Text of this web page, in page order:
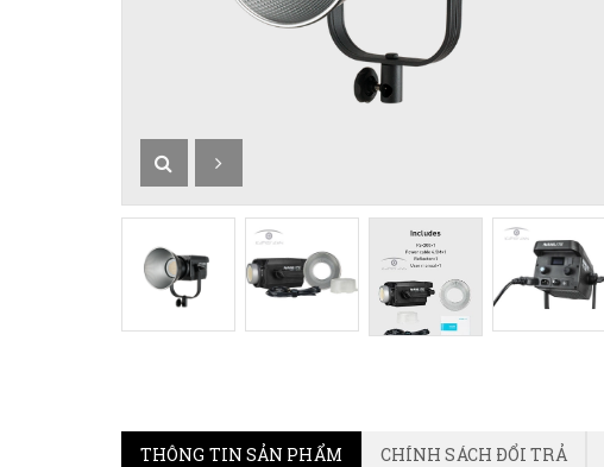
THÔNG TIN SẢN PHẨM CHÍNH SÁCH ĐỔI TRẢ